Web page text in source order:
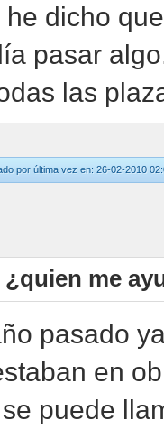
dicho
pasar
las
por última vez en: 26-02-2010
me
pasado
en
puede